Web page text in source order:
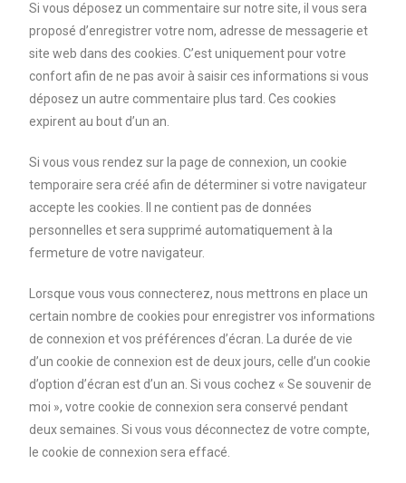
Si vous déposez un commentaire sur notre site, il vous sera
proposé d’enregistrer votre nom, adresse de messagerie et
site web dans des cookies. C’est uniquement pour votre
confort afin de ne pas avoir à saisir ces informations si vous
déposez un autre commentaire plus tard. Ces cookies
expirent au bout d’un an.
Si vous vous rendez sur la page de connexion, un cookie
temporaire sera créé afin de déterminer si votre navigateur
accepte les cookies. Il ne contient pas de données
personnelles et sera supprimé automatiquement à la
fermeture de votre navigateur.
Lorsque vous vous connecterez, nous mettrons en place un
certain nombre de cookies pour enregistrer vos informations
de connexion et vos préférences d’écran. La durée de vie
d’un cookie de connexion est de deux jours, celle d’un cookie
d’option d’écran est d’un an. Si vous cochez « Se souvenir de
moi », votre cookie de connexion sera conservé pendant
deux semaines. Si vous vous déconnectez de votre compte,
le cookie de connexion sera effacé.